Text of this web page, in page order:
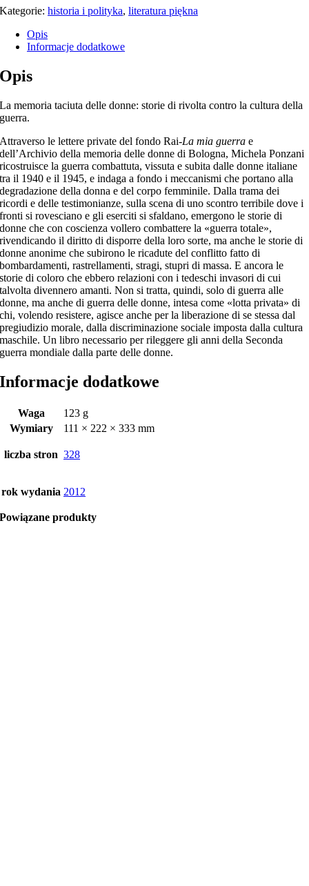
Kategorie:historia i polityka,literatura piękna
Opis
Informacje dodatkowe
Opis
La memoria taciuta delle donne: storie di rivolta contro la cultura della
guerra.
Attraverso le lettere private del fondo Rai-La mia guerra e
dell’Archivio della memoria delle donne di Bologna, Michela Ponzani
ricostruisce la guerra combattuta, vissuta e subita dalle donne italiane
tra il 1940 e il 1945, e indaga a fondo i meccanismi che portano alla
degradazione della donna e del corpo femminile. Dalla trama dei
ricordi e delle testimonianze, sulla scena di uno scontro terribile dove i
fronti si rovesciano e gli eserciti si sfaldano, emergono le storie di
donne che con coscienza vollero combattere la «guerra totale»,
rivendicando il diritto di disporre della loro sorte, ma anche le storie di
donne anonime che subirono le ricadute del conflitto fatto di
bombardamenti, rastrellamenti, stragi, stupri di massa. E ancora le
storie di coloro che ebbero relazioni con i tedeschi invasori di cui
talvolta divennero amanti. Non si tratta, quindi, solo di guerra alle
donne, ma anche di guerra delle donne, intesa come «lotta privata» di
chi, volendo resistere, agisce anche per la liberazione di se stessa dal
pregiudizio morale, dalla discriminazione sociale imposta dalla cultura
maschile. Un libro necessario per rileggere gli anni della Seconda
guerra mondiale dalla parte delle donne.
Informacje dodatkowe
Waga
123 g
Wymiary
111 × 222 × 333 mm
liczba stron 328
rok wydania 2012
Powiązane produkty